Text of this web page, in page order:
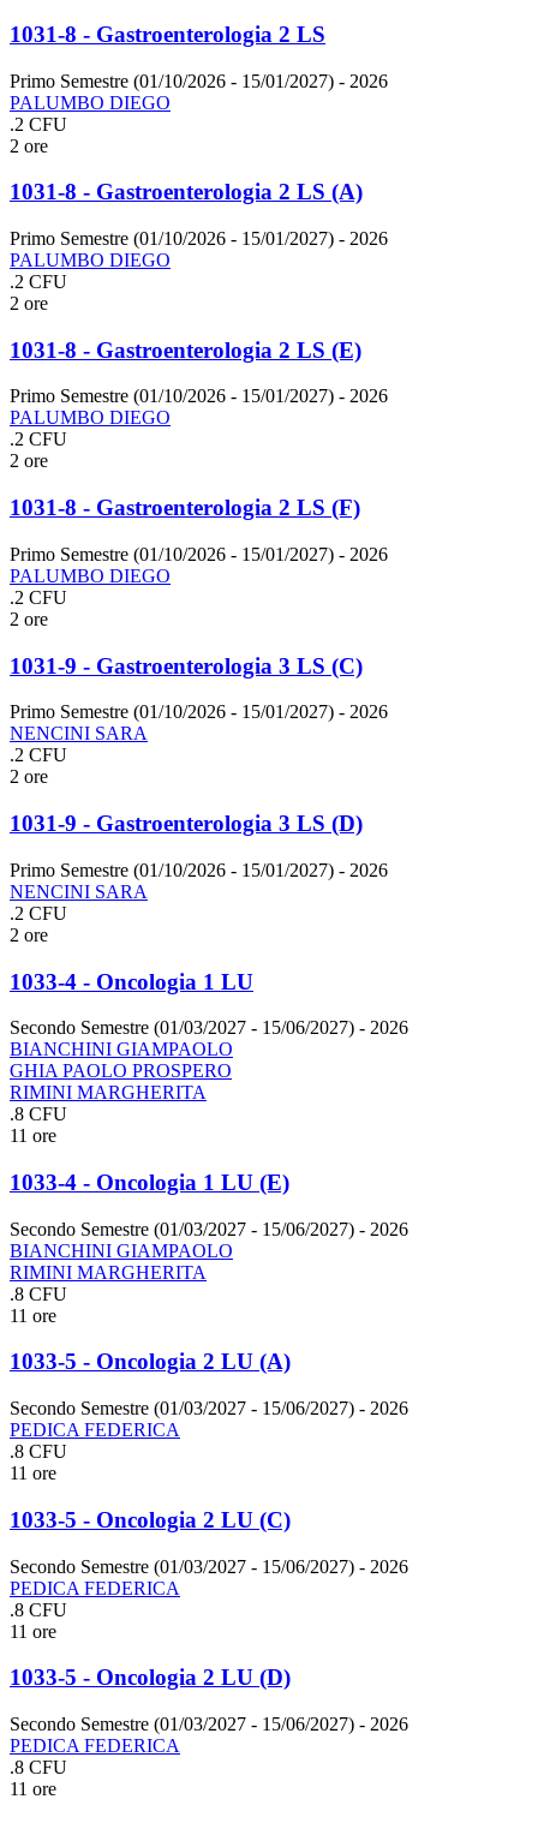
1031-8 - Gastroenterologia 2 LS
Primo Semestre (01/10/2026 - 15/01/2027) - 2026
PALUMBO DIEGO
.2 CFU
2 ore
1031-8 - Gastroenterologia 2 LS (A)
Primo Semestre (01/10/2026 - 15/01/2027) - 2026
PALUMBO DIEGO
.2 CFU
2 ore
1031-8 - Gastroenterologia 2 LS (E)
Primo Semestre (01/10/2026 - 15/01/2027) - 2026
PALUMBO DIEGO
.2 CFU
2 ore
1031-8 - Gastroenterologia 2 LS (F)
Primo Semestre (01/10/2026 - 15/01/2027) - 2026
PALUMBO DIEGO
.2 CFU
2 ore
1031-9 - Gastroenterologia 3 LS (C)
Primo Semestre (01/10/2026 - 15/01/2027) - 2026
NENCINI SARA
.2 CFU
2 ore
1031-9 - Gastroenterologia 3 LS (D)
Primo Semestre (01/10/2026 - 15/01/2027) - 2026
NENCINI SARA
.2 CFU
2 ore
1033-4 - Oncologia 1 LU
Secondo Semestre (01/03/2027 - 15/06/2027) - 2026
BIANCHINI GIAMPAOLO
GHIA PAOLO PROSPERO
RIMINI MARGHERITA
.8 CFU
11 ore
1033-4 - Oncologia 1 LU (E)
Secondo Semestre (01/03/2027 - 15/06/2027) - 2026
BIANCHINI GIAMPAOLO
RIMINI MARGHERITA
.8 CFU
11 ore
1033-5 - Oncologia 2 LU (A)
Secondo Semestre (01/03/2027 - 15/06/2027) - 2026
PEDICA FEDERICA
.8 CFU
11 ore
1033-5 - Oncologia 2 LU (C)
Secondo Semestre (01/03/2027 - 15/06/2027) - 2026
PEDICA FEDERICA
.8 CFU
11 ore
1033-5 - Oncologia 2 LU (D)
Secondo Semestre (01/03/2027 - 15/06/2027) - 2026
PEDICA FEDERICA
.8 CFU
11 ore